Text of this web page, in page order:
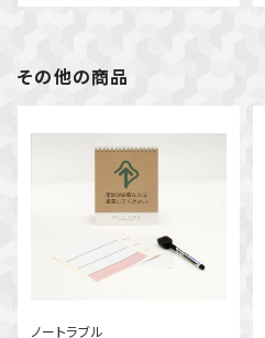
その他の商品
ノートラブル